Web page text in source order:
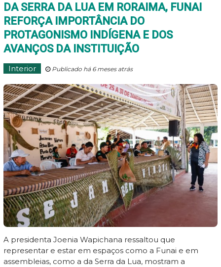
DA SERRA DA LUA EM RORAIMA, FUNAI
REFORÇA IMPORTÂNCIA DO
PROTAGONISMO INDÍGENA E DOS
AVANÇOS DA INSTITUIÇÃO
Interior Publicado há 6 meses atrás
A presidenta Joenia Wapichana ressaltou que
representar e estar em espaços como a Funai e em
assembleias, como a da Serra da Lua, mostram a